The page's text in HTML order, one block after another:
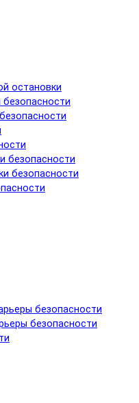
остановки
безопасности
безопасности
безопасности
безопасности